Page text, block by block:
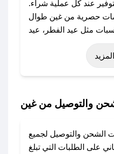
عند كل عملية شراء.
حصرية من غين طوال
مثل عيد الفطر، عيد
(شهر نوفمبر)، رمضان،
أو حتى عروض خاصة
العثور بسهولة على
الإلكتروني لإضافته بسرعة.
والتوصيل من غين
الشحن والتوصيل لجميع
على الطلبات التي تبلغ